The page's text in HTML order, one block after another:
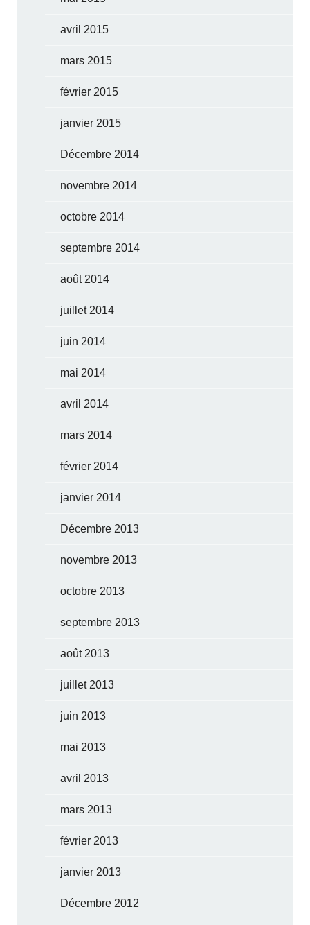
avril 2015
mars 2015
février 2015
janvier 2015
Décembre 2014
novembre 2014
octobre 2014
septembre 2014
août 2014
juillet 2014
juin 2014
mai 2014
avril 2014
mars 2014
février 2014
janvier 2014
Décembre 2013
novembre 2013
octobre 2013
septembre 2013
août 2013
juillet 2013
juin 2013
mai 2013
avril 2013
mars 2013
février 2013
janvier 2013
Décembre 2012